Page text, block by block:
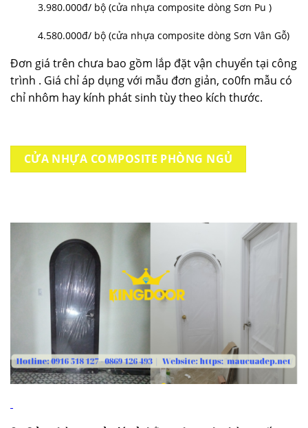
3.980.000đ/ bộ (cửa nhựa composite dòng Sơn Pu )
4.580.000đ/ bộ (cửa nhựa composite dòng Sơn Vân Gỗ)
Đơn giá trên chưa bao gồm lắp đặt vận chuyển tại công
trình . Giá chỉ áp dụng với mẫu đơn giản, co0fn mẫu có
chỉ nhôm hay kính phát sinh tùy theo kích thước.
CỬA NHỰA COMPOSITE PHÒNG NGỦ